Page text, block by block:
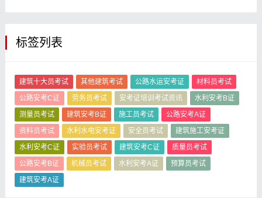
标签列表
建筑十大员考试 其他建筑考试 公路水运安考证
材料员考试
公路安考C证
劳务员考试 安考证培训考试资讯
水利安考B证
测量员考试
建筑安考B证 施工员考试
公路安考A证
资料员考试
水利水电安考证 安全员考试
建筑施工安考证
水利安考C证
实验员考试 建筑安考C证
质量员考试
公路安考B证
机械员考试 水利安考A证
预算员考试
建筑安考A证